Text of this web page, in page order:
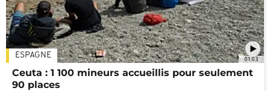
01:03
ESPAGNE
Ceuta : 1 100 mineurs accueillis pour seulement
90 places